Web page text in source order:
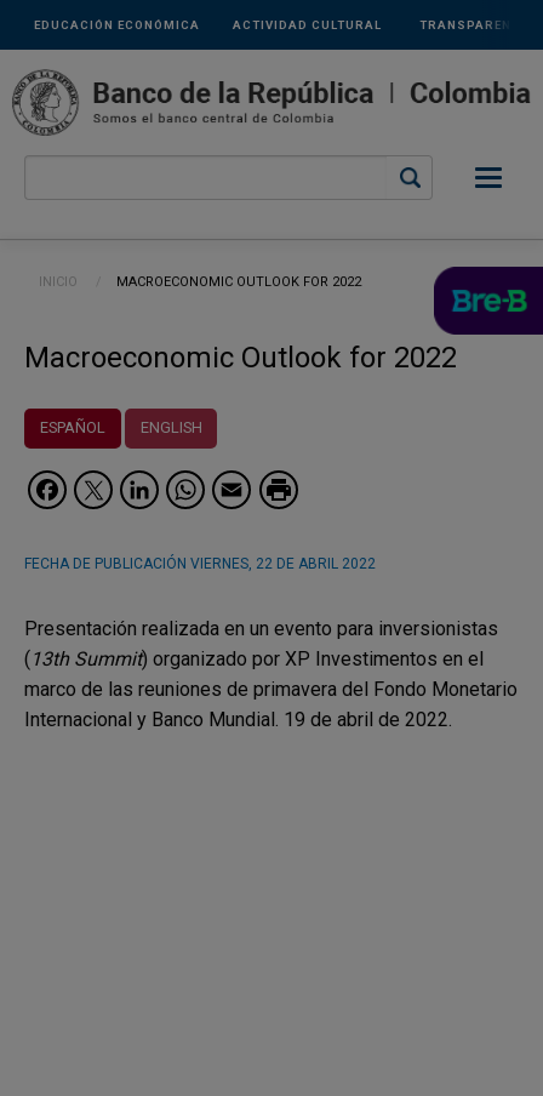
Pasar al contenido principal
Links
secundarios
ACTIVIDAD CULTURAL
EDUCACIÓN ECONÓMICA TRANSPARENCIA
Ruta de navegación
INICIO CURRENT:
MACROECONOMIC OUTLOOK FOR 2022
Macroeconomic Outlook for 2022
ESPAÑOL ENGLISH
Facebook
Twitter
LinkedIn
WhatsApp
Email
FECHA DE PUBLICACIÓN VIERNES, 22 DE ABRIL 2022
Presentación realizada en un evento para inversionistas
( 13th Summit) organizado por XP Investimentos en el
marco de las reuniones de primavera del Fondo Monetario
Internacional y Banco Mundial. 19 de abril de 2022.